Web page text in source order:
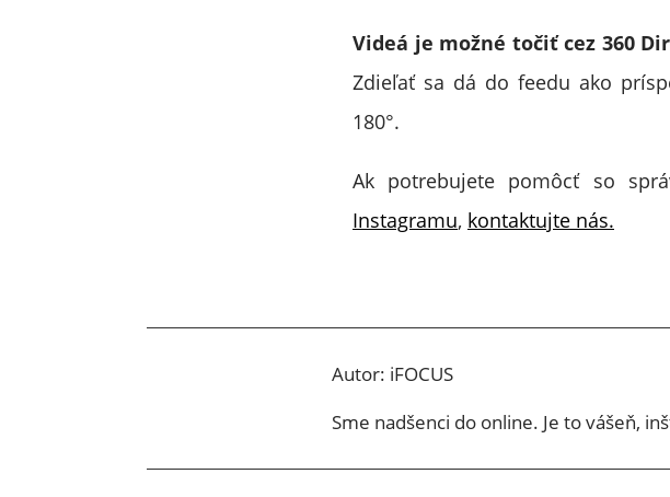
Videá je možné točiť cez 360
Zdieľať sa dá do feedu ako
180°.
Ak potrebujete pomôcť so
Instagramu, kontaktujte nás.
Autor: iFOCUS
Sme nadšenci do online. Je to vášeň,